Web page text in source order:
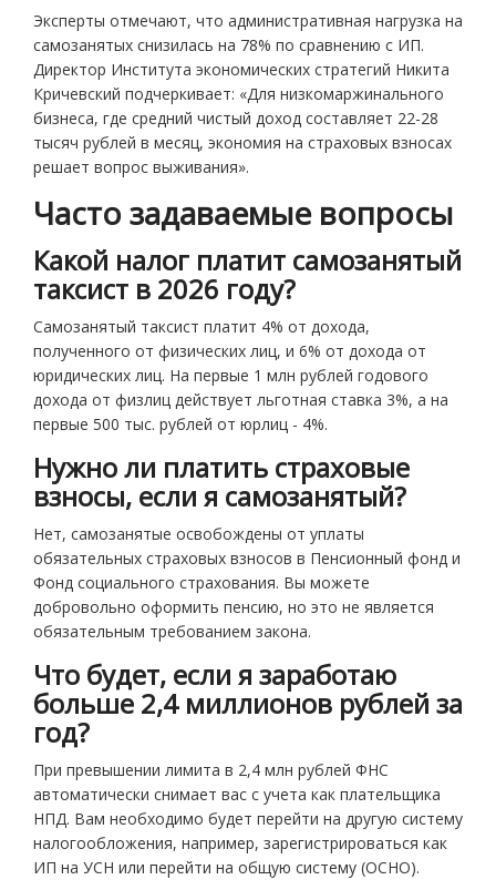
Эксперты отмечают, что административная нагрузка на
самозанятых снизилась на 78% по сравнению с ИП.
Директор Института экономических стратегий Никита
Кричевский подчеркивает: «Для низкомаржинального
бизнеса, где средний чистый доход составляет 22-28
тысяч рублей в месяц, экономия на страховых взносах
решает вопрос выживания».
Часто задаваемые вопросы
Какой налог платит самозанятый
таксист в 2026 году?
Самозанятый таксист платит 4% от дохода,
полученного от физических лиц, и 6% от дохода от
юридических лиц. На первые 1 млн рублей годового
дохода от физлиц действует льготная ставка 3%, а на
первые 500 тыс. рублей от юрлиц - 4%.
Нужно ли платить страховые
взносы, если я самозанятый?
Нет, самозанятые освобождены от уплаты
обязательных страховых взносов в Пенсионный фонд и
Фонд социального страхования. Вы можете
добровольно оформить пенсию, но это не является
обязательным требованием закона.
Что будет, если я заработаю
больше 2,4 миллионов рублей за
год?
При превышении лимита в 2,4 млн рублей ФНС
автоматически снимает вас с учета как плательщика
НПД. Вам необходимо будет перейти на другую систему
налогообложения, например, зарегистрироваться как
ИП на УСН или перейти на общую систему (ОСНО).